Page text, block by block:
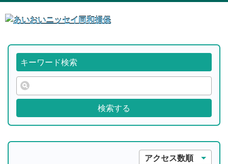
キーワード検索
検索する
アクセス数順